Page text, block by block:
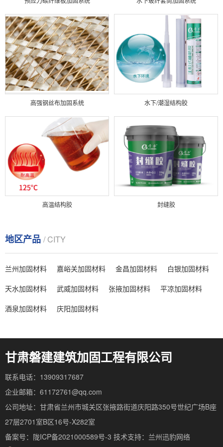
高强钢丝布加固系统 水下/潮湿结构胶
高温结构胶 封缝胶
地区产品 / CITY
兰州加固材料 嘉峪关加固材料 金昌加固材料
白银加固材料
天水加固材料
武威加固材料 张掖加固材料
平凉加固材料
酒泉加固材料
庆阳加固材料
甘肃磐建建筑加固工程有限公司
联系电话：13909317687
企业邮箱：61172761@qq.com
公司地址：甘肃省兰州市城关区张掖路街道庆阳路350号世纪广场B座
27层2701室B区16号-X282室
备案号：陇ICP备2021000589号-3 技术支持： 兰州迅豹网络